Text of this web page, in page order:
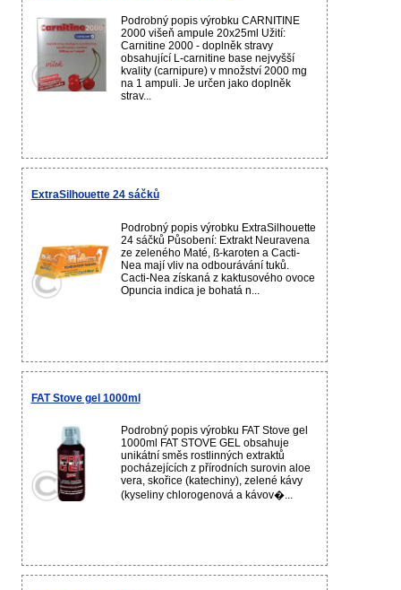
Podrobný popis výrobku CARNITINE
2000 višeň ampule 20x25ml Užití:
Carnitine 2000 - doplněk stravy
obsahující L-carnitine base nejvyšší
kvality (carnipure) v množství 2000 mg
na 1 ampuli. Je určen jako doplněk
strav...
ExtraSilhouette 24 sáčků
Podrobný popis výrobku ExtraSilhouette
24 sáčků Působení: Extrakt Neuravena
ze zeleného Maté, ß-karoten a Cacti-
Nea mají vliv na odbourávání tuků.
Cacti-Nea získaná z kaktusového ovoce
Opuncia indica je bohatá n...
FAT Stove gel 1000ml
Podrobný popis výrobku FAT Stove gel
1000ml FAT STOVE GEL obsahuje
unikátní směs rostlinných extraktů
pocházejících z přírodních surovin aloe
vera, skořice (katechiny), zelené kávy
(kyseliny chlorogenová a kávov�...